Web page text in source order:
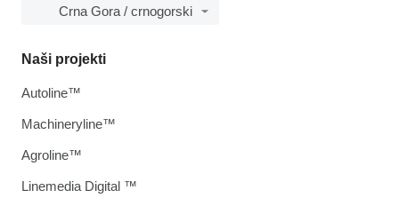
Crna Gora / crnogorski
Naši projekti
Autoline™
Machineryline™
Agroline™
Linemedia Digital ™